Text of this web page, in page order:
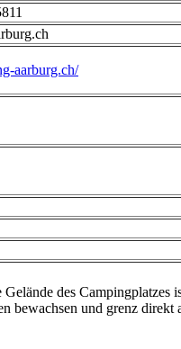
aarburg.ch/
Gelände des Campingplatzes
bewachsen und grenz direkt